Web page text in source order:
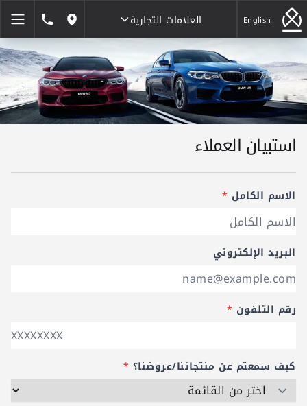
English
العلامات التجارية
العلامات التجارية
مواقعنا
استبيان العملاء
الاسم الكامل *
البريد الإلكتروني
رقم التلفون *
كيف سمعتم عن منتجاتنا/عروضنا؟ *